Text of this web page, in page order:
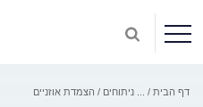
דף הבית ניתוחים הצמדת אוזניים